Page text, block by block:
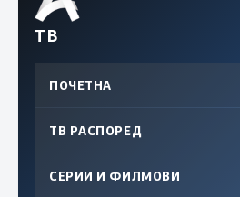
ТВ
ПОЧЕТНА
ТВ РАСПОРЕД
СЕРИИ И ФИЛМОВИ